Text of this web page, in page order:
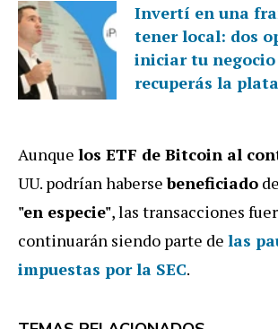
Invertí en una
tener local: dos
iniciar tu negocio
recuperás la plata
Aunque los ETF de Bitcoin al
UU. podrían habersebeneficiado
"en especie", las transacciones
continuarán siendo parte de las
impuestas por la SEC.